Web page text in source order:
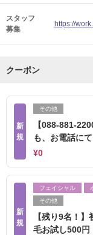
スタッフ
募集
https://
クーポン
新
規
その他
【088-881-
も、お電話に
¥0
新
規
フェイシャル
その他
【残り9名！
毛お試し500円